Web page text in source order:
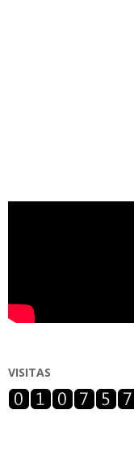
VISITAS